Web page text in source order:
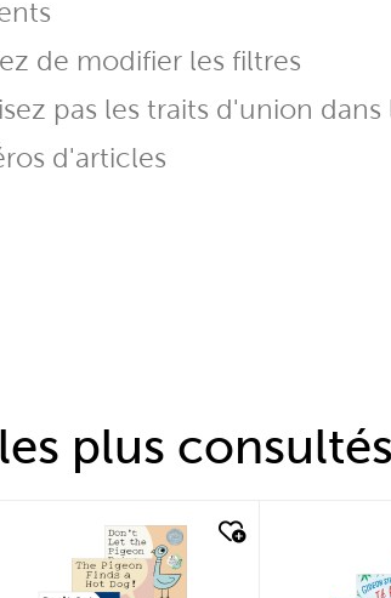
de modifier les filtres
pas les traits d'union dans
d'articles
plus consultés